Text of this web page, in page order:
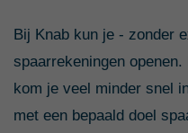
Bij Knab kun je - zonder
spaarrekeningen
kom je veel minder snel
met een bepaald doel